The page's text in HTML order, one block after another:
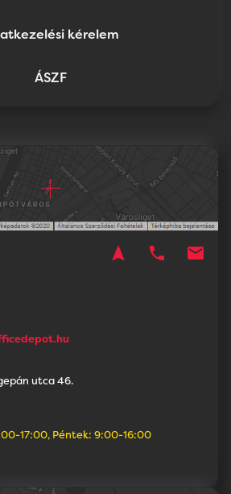
kérelem
ÁSZF
navigation phone mail
utca 46.
17:00, Péntek: 9:00-16:00